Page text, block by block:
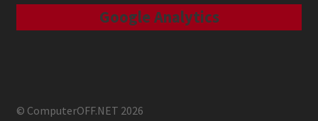
Google Analytics
© ComputerOFF.NET 2026